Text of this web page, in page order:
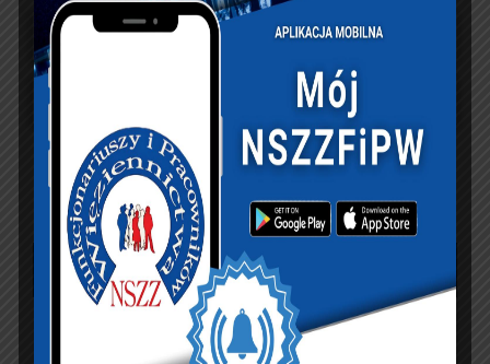
sierpień 2026
W Ś C
1